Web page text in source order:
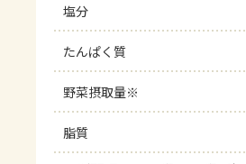
塩分
たんぱく質
野菜摂取量※
脂質